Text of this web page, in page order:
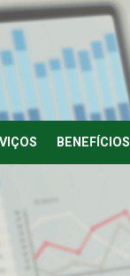
BENEFÍCIOS